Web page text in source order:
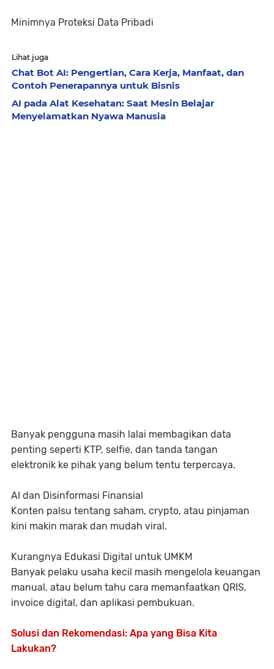
Minimnya Proteksi Data Pribadi
Lihat juga
Chat Bot AI: Pengertian, Cara Kerja, Manfaat, dan
Contoh Penerapannya untuk Bisnis
AI pada Alat Kesehatan: Saat Mesin Belajar
Menyelamatkan Nyawa Manusia
Banyak pengguna masih lalai membagikan data
penting seperti KTP, selfie, dan tanda tangan
elektronik ke pihak yang belum tentu terpercaya.
AI dan Disinformasi Finansial
Konten palsu tentang saham, crypto, atau pinjaman
kini makin marak dan mudah viral.
Kurangnya Edukasi Digital untuk UMKM
Banyak pelaku usaha kecil masih mengelola keuangan
manual, atau belum tahu cara memanfaatkan QRIS,
invoice digital, dan aplikasi pembukuan.
Solusi dan Rekomendasi: Apa yang Bisa Kita
Lakukan?